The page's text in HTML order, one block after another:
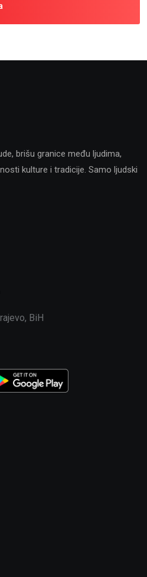
brišu granice među ljudima,
kulture i tradicije. Samo ljudski
BiH